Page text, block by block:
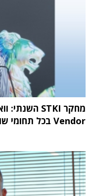
Vendor בכל תחומי שוק ה-IT